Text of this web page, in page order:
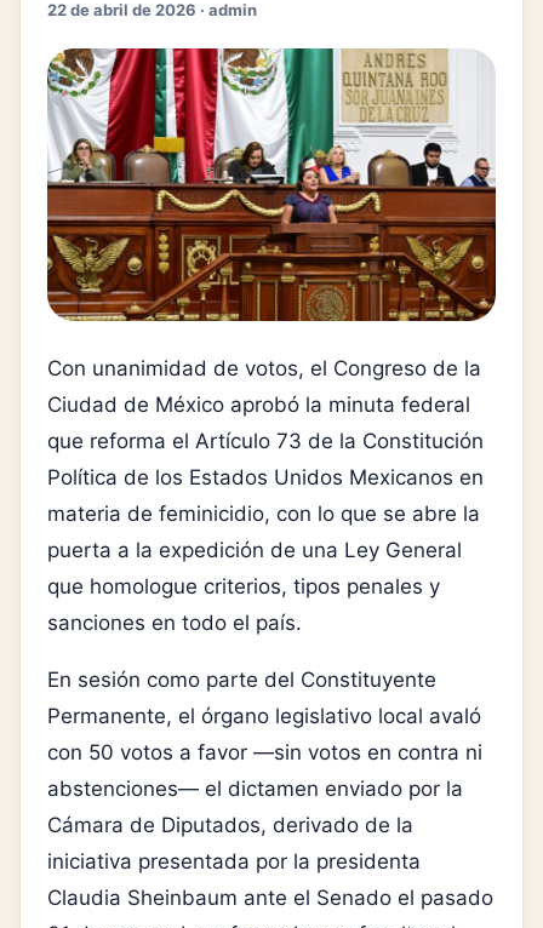
22 de abril de 2026 · admin
Con unanimidad de votos, el Congreso de la
Ciudad de México aprobó la minuta federal
que reforma el Artículo 73 de la Constitución
Política de los Estados Unidos Mexicanos en
materia de feminicidio, con lo que se abre la
puerta a la expedición de una Ley General
que homologue criterios, tipos penales y
sanciones en todo el país.
En sesión como parte del Constituyente
Permanente, el órgano legislativo local avaló
con 50 votos a favor —sin votos en contra ni
abstenciones— el dictamen enviado por la
Cámara de Diputados, derivado de la
iniciativa presentada por la presidenta
Claudia Sheinbaum ante el Senado el pasado